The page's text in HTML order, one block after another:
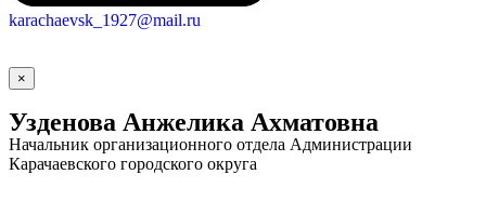
karachaevsk_1927@mail.ru
×
Узденова Анжелика Ахматовна
Начальник организационного отдела Администрации
Карачаевского городского округа